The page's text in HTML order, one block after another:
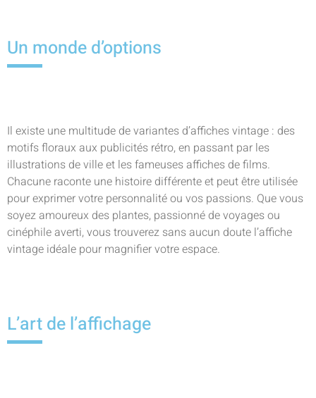
Un monde d’options
Il existe une multitude de variantes d’affiches vintage : des
motifs floraux aux publicités rétro, en passant par les
illustrations de ville et les fameuses affiches de films.
Chacune raconte une histoire différente et peut être utilisée
pour exprimer votre personnalité ou vos passions. Que vous
soyez amoureux des plantes, passionné de voyages ou
cinéphile averti, vous trouverez sans aucun doute l’affiche
vintage idéale pour magnifier votre espace.
L’art de l’affichage